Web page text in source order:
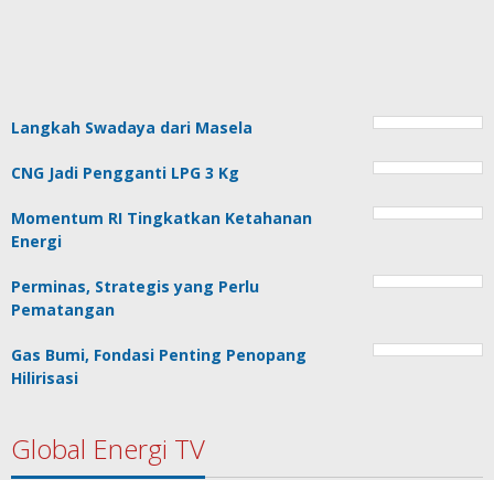
Langkah Swadaya dari Masela
CNG Jadi Pengganti LPG 3 Kg
Momentum RI Tingkatkan Ketahanan
Energi
Perminas, Strategis yang Perlu
Pematangan
Gas Bumi, Fondasi Penting Penopang
Hilirisasi
Global Energi TV